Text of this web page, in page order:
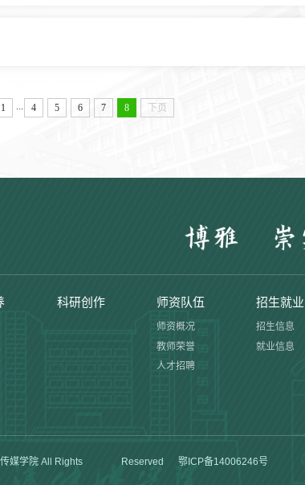
1 ... 4 5 6 7 8 下页
科研创作 师资队伍
师资概况
教师荣誉
人才招聘
招生就业
招生信息
就业信息
传媒学院 All Rights Reserved
鄂ICP备14006246号